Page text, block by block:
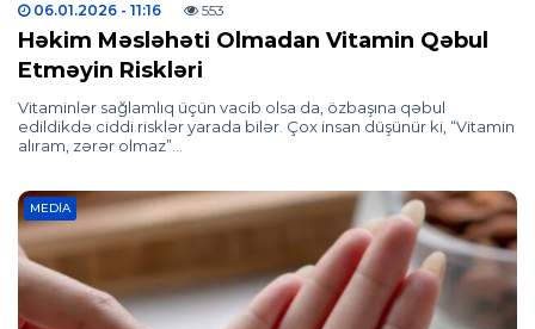
06.01.2026 - 11:16 553
Həkim Məsləhəti Olmadan Vitamin Qəbul
Etməyin Riskləri
Vitaminlər sağlamlıq üçün vacib olsa da, özbaşına qəbul
edildikdə ciddi risklər yarada bilər. Çox insan düşünür ki, “Vitamin
alıram, zərər olmaz”…
MEDIA